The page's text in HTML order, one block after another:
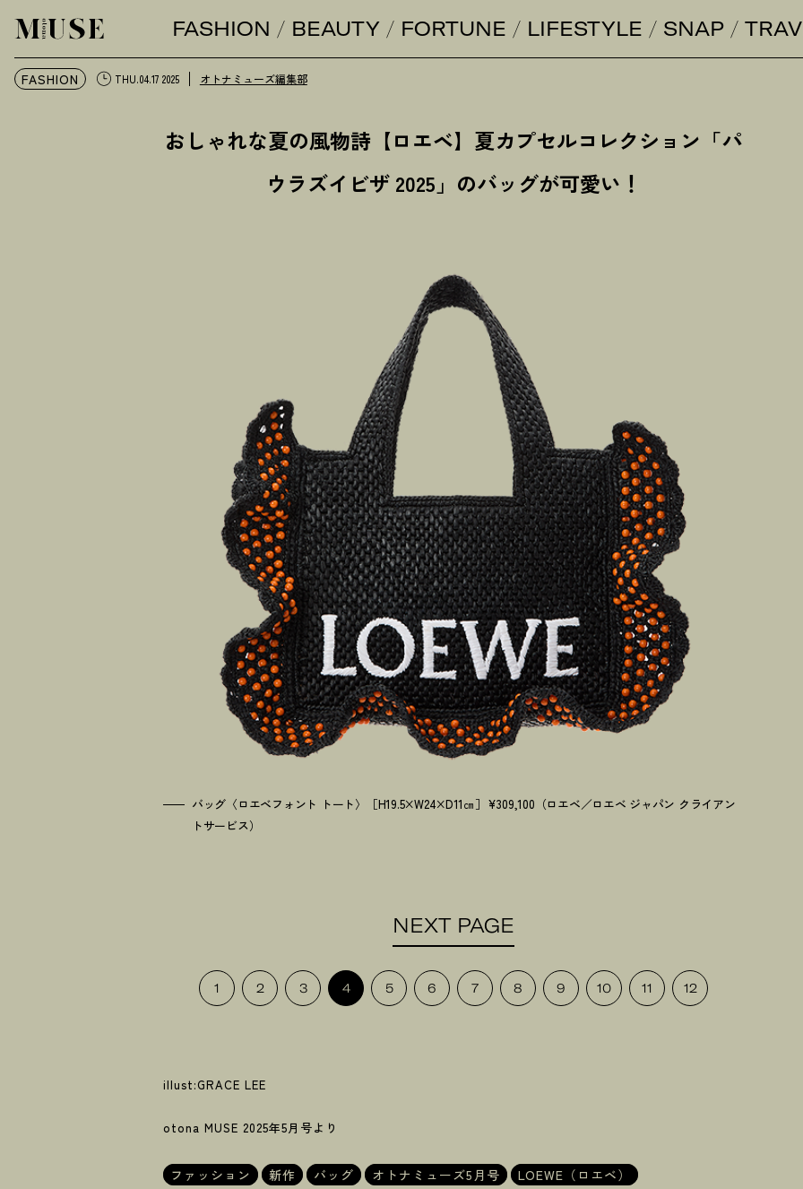
オトナミューズ ウェブFASHION BEAUTY FORTUNE LIFESTYLE SNAP
FASHION THU.04.17 2025 オトナミューズ編集部
おしゃれな夏の風物詩【ロエベ】夏カプセルコレクション「パ
ウラズイビザ 2025」のバッグが可愛い ！
バッグ〈ロエベフォント トート〉［H19.5×W24×D11㎝］¥309,100（ロエベ／ロエベ ジャパン クライアン
トサービス）
NEXT PAGE
1 2 3 4 5 6 7 8 9 10 11 12
illust:GRACE LEE
otona MUSE 2025年5月号より
ファッション 新作 バッグ オトナミューズ5月号 LOEWE（ロエベ）